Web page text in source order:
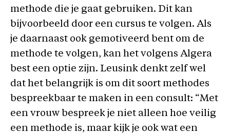
methode die je gaat gebruiken. Dit kan
bijvoorbeeld door een cursus te volgen. Als
je daarnaast ook gemotiveerd bent om de
methode te volgen, kan het volgens Algera
best een optie zijn. Leusink denkt zelf wel
dat het belangrijk is om dit soort methodes
bespreekbaar te maken in een consult: “Met
een vrouw bespreek je niet alleen hoe veilig
een methode is, maar kijk je ook wat een